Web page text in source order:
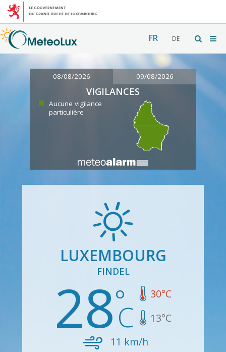
FR DE
08/08/2026 09/08/2026
VIGILANCES
Aucune vigilance
particulière
LUXEMBOURG
FINDEL
28 30°C
13°C
11 km/h